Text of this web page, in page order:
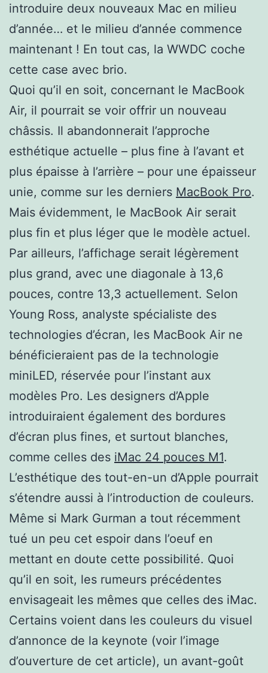
introduire deux nouveaux Mac en milieu
d’année… et le milieu d’année commence
maintenant ! En tout cas, la WWDC coche
cette case avec brio.
Quoi qu’il en soit, concernant le MacBook
Air, il pourrait se voir offrir un nouveau
châssis. Il abandonnerait l’approche
esthétique actuelle – plus fine à l’avant et
plus épaisse à l’arrière – pour une épaisseur
unie, comme sur les derniers MacBook Pro.
Mais évidemment, le MacBook Air serait
plus fin et plus léger que le modèle actuel.
Par ailleurs, l’affichage serait légèrement
plus grand, avec une diagonale à 13,6
pouces, contre 13,3 actuellement. Selon
Young Ross, analyste spécialiste des
technologies d’écran, les MacBook Air ne
bénéficieraient pas de la technologie
miniLED, réservée pour l’instant aux
modèles Pro. Les designers d’Apple
introduiraient également des bordures
d’écran plus fines, et surtout blanches,
comme celles des iMac 24 pouces M1.
L’esthétique des tout-en-un d’Apple pourrait
s’étendre aussi à l’introduction de couleurs.
Même si Mark Gurman a tout récemment
tué un peu cet espoir dans l’oeuf en
mettant en doute cette possibilité. Quoi
qu’il en soit, les rumeurs précédentes
envisageait les mêmes que celles des iMac.
Certains voient dans les couleurs du visuel
d’annonce de la keynote (voir l’image
d’ouverture de cet article), un avant-goût